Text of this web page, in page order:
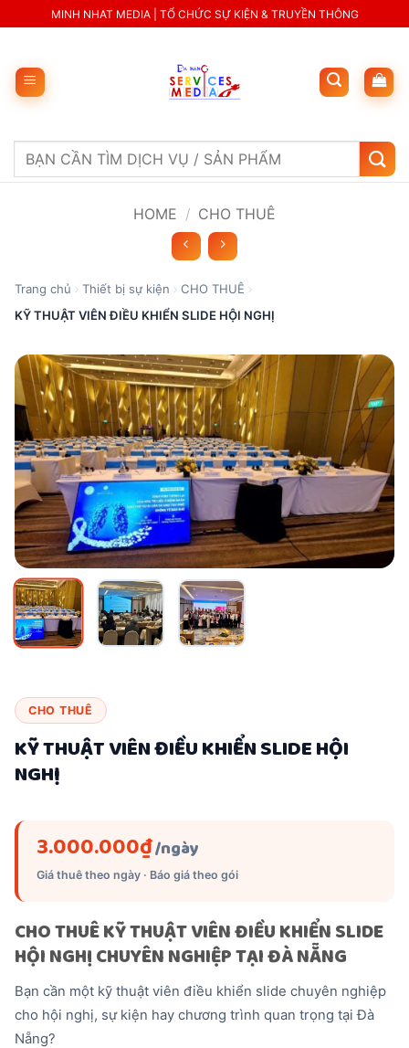
to
MINH NHAT MEDIA | TỔ CHỨC SỰ KIỆN & TRUYỀN THÔNG
Search
HOME / CHO THUÊ
Trang chủ Thiết bị sự kiện
CHO THUÊ
KỸ THUẬT VIÊN ĐIỀU KHIỂN SLIDE HỘI NGHỊ
CHO THUÊ
KỸ THUẬT VIÊN ĐIỀU KHIỂN SLIDE HỘI
NGHỊ
3.000.000₫/ngày
Giá thuê theo ngày · Báo giá theo gói
CHO THUÊ KỸ THUẬT VIÊN ĐIỀU KHIỂN SLIDE
HỘI NGHỊ CHUYÊN NGHIỆP TẠI ĐÀ NẴNG
Bạn cần một kỹ thuật viên điều khiển slide chuyên nghiệp
cho hội nghị, sự kiện hay chương trình quan trọng tại Đà
Nẵng?